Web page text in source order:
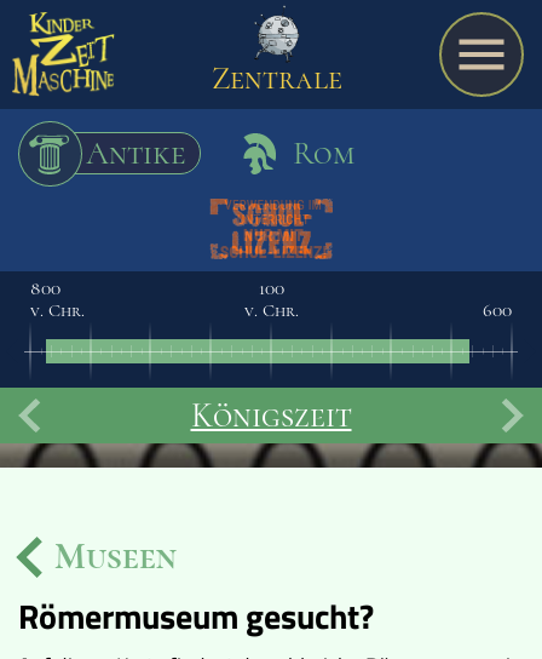
A bis Z
Termine
Zentrale
Antike Rom
800
v. Chr.
100
v. Chr.
600
Königszeit
Lucys Wissensbox
Museen
Römermuseum gesucht?